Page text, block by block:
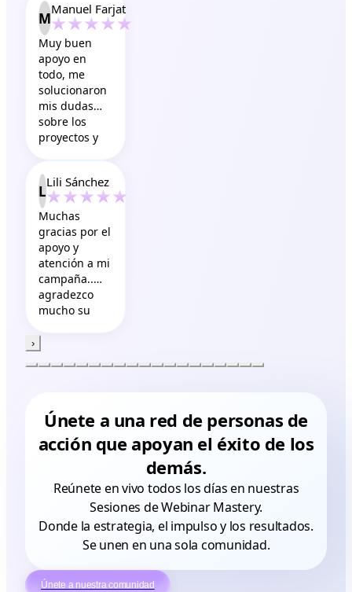
excelentes
resultados. Lo
recomiendo
totalmente.
M
Manuel Farjat
Muy buen
apoyo en
todo, me
solucionaron
mis dudas
sobre los
proyectos y
súper
recomendable
10/10
L
Lili Sánchez
Muchas
gracias por el
apoyo y
atención a mi
campaña..
agradezco
mucho su
›
Únete a una red de personas de
acción que apoyan el éxito de los
demás.
Reúnete en vivo todos los días en nuestras
Sesiones de Webinar Mastery.
Donde la estrategia, el impulso y los resultados.
Se unen en una sola comunidad.
Únete a nuestra comunidad